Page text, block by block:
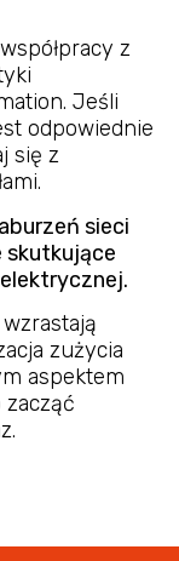
z
Jeśli
odpowiednie
się z
sieci
skutkujące
zużycia
aspektem
zacząć